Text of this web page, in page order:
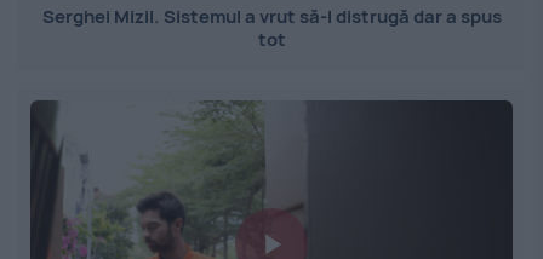
Serghei Mizil. Sistemul a vrut să-l distrugă dar a spus
tot